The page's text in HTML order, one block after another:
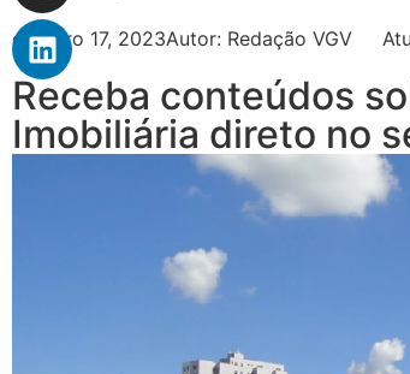
outubro 17, 2023Autor: Redação VGV
Receba conteúdos
Imobiliária direto no